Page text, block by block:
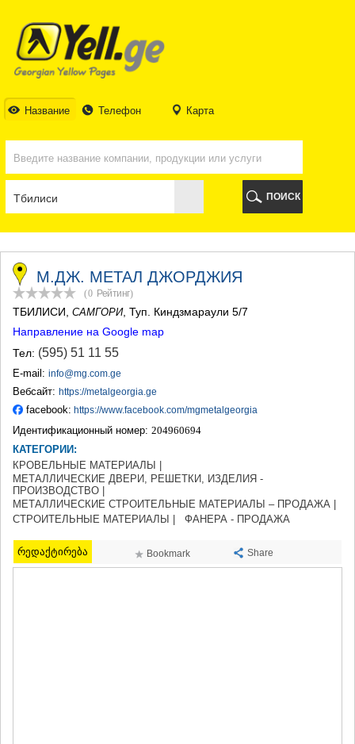
Название Телефон Карта
ТБИЛИСИ
ТБИЛИСИ
АБХАЗИЯ
ГАЛИ
БАТУМИ
КОБУЛЕТИ
ШУАХЕВИ
ЧАКВИ
ОЗУРГЕТИ
ЧОХАТАУРИ
УРЕКИ
ИМЕРЕТИЯ
БАГДАТИ
ВАНИ
ЗЕСТАФОНИ
ТЕРДЖОЛА
САЧХЕРЕ
ТКИБУЛИ
КУТАИСИ
ЦКАЛТУБО
ЧИАТУРА
ХАРАГАУЛИ
ХОНИ
КАХЕТИЯ
ГУРДЖААНИ
ДЕДОПЛИСЦКАРО
ПОИСК
М.ДЖ. МЕТАЛ ДЖОРДЖИЯ
(0 Рейтинг)
ТБИЛИСИ САМГОРИ, Туп. Киндзмараули 5/7
Направление на Google map
Тел: (595) 51 11 55
E-mail: info@mg.com.ge
Вебсайт: https://metalgeorgia.ge
facebook: https://www.facebook.com/mgmetalgeorgia
Идентификационный номер: 204960694
КАТЕГОРИИ:
КРОВЕЛЬНЫЕ МАТЕРИАЛЫ |
МЕТАЛЛИЧЕСКИЕ ДВЕРИ, РЕШЕТКИ, ИЗДЕЛИЯ -
ПРОИЗВОДСТВО |
МЕТАЛЛИЧЕСКИЕ СТРОИТЕЛЬНЫЕ МАТЕРИАЛЫ – ПРОДАЖА |
СТРОИТЕЛЬНЫЕ МАТЕРИАЛЫ |
ФАНЕРА - ПРОДАЖА
რედაქტირება Bookmark Share